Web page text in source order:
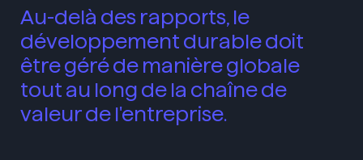
Au-delà des rapports, le
développement durable doit
être géré de manière globale
tout au long de la chaîne de
valeur de l'entreprise.